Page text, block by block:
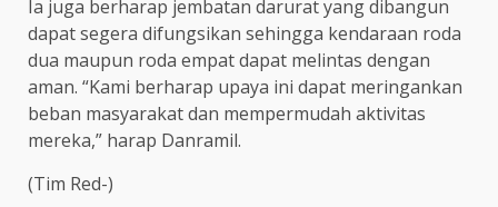
Ia juga berharap jembatan darurat yang dibangun
dapat segera difungsikan sehingga kendaraan roda
dua maupun roda empat dapat melintas dengan
aman. “Kami berharap upaya ini dapat meringankan
beban masyarakat dan mempermudah aktivitas
mereka,” harap Danramil.
(Tim Red-)